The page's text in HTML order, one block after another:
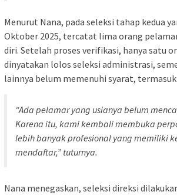
Menurut Nana, pada seleksi tahap kedua
Oktober 2025, tercatat lima orang
diri. Setelah proses verifikasi, hanya satu
dinyatakan lolos seleksi administrasi,
lainnya belum memenuhi syarat,
“Ada pelamar yang usianya belum
Karena itu, kami kembali membuka
lebih banyak profesional yang memiliki
mendaftar,” tuturnya.
Nana menegaskan, seleksi direksi